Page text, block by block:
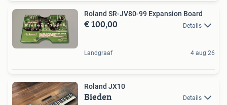
Roland SR-JV80-99 Expansion Board
€ 100,00 Details
Landgraaf 4 aug 26
Roland JX10
Bieden Details